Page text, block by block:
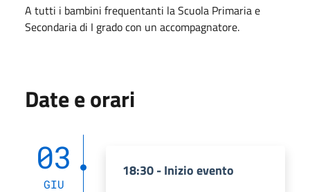
A tutti i bambini frequentanti la Scuola Primaria e
Secondaria di I grado con un accompagnatore.
Date e orari
03
GIU
18:30 - Inizio evento